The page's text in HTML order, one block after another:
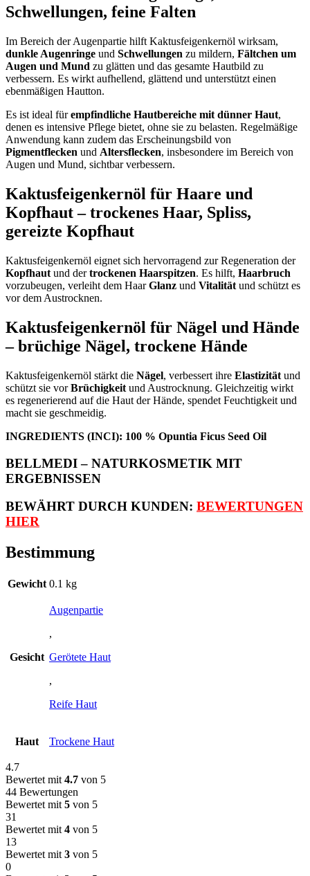
Schwellungen, feine Falten
Im Bereich der Augenpartie hilft Kaktusfeigenkernöl wirksam,
dunkle Augenringe und Schwellungen zu mildern, Fältchen um
Augen und Mund zu glätten und das gesamte Hautbild zu
verbessern. Es wirkt aufhellend, glättend und unterstützt einen
ebenmäßigen Hautton.
Es ist ideal fürempfindliche Hautbereiche mit dünner Haut,
denen es intensive Pflege bietet, ohne sie zu belasten. Regelmäßige
Anwendung kann zudem das Erscheinungsbild von
Pigmentflecken und Altersflecken, insbesondere im Bereich von
Augen und Mund, sichtbar verbessern.
Kaktusfeigenkernöl für Haare und
Kopfhaut –trockenes Haar, Spliss,
gereizte Kopfhaut
Kaktusfeigenkernöl eignet sich hervorragend zur Regeneration der
Kopfhaut und dertrockenen Haarspitzen. Es hilft, Haarbruch
vorzubeugen, verleiht dem HaarGlanz und Vitalität und schützt es
vor dem Austrocknen.
Kaktusfeigenkernöl für Nägel und Hände
–brüchige Nägel, trockene Hände
Kaktusfeigenkernöl stärkt die Nägel, verbessert ihre Elastizität und
schützt sie vorBrüchigkeit und Austrocknung. Gleichzeitig wirkt
es regenerierend auf die Haut der Hände, spendet Feuchtigkeit und
macht sie geschmeidig.
INGREDIENTS (INCI): 100 % Opuntia Ficus Seed Oil
BELLMEDI – NATURKOSMETIK MIT
ERGEBNISSEN
BEWÄHRT DURCH KUNDEN: BEWERTUNGEN
HIER
Bestimmung
Gewicht 0.1 kg
Gesicht
Augenpartie
,
Gerötete Haut
,
Reife Haut
Haut Trockene Haut
4.7
Bewertet mit 4.7 von 5
44 Bewertungen
Bewertet mit 5 von 5
31
Bewertet mit 4 von 5
13
Bewertet mit 3 von 5
0